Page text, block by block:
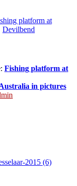
Fishing platform at
in pictures